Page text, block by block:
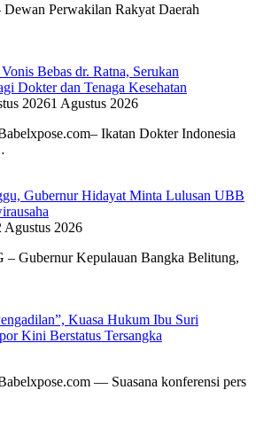
Perwakilan Rakyat Daerah
Bebas dr. Ratna, Serukan
Dokter dan Tenaga Kesehatan
20261 Agustus 2026
Ikatan Dokter Indonesia
Gubernur Hidayat Minta Lulusan UBB
Agustus 2026
Gubernur Kepulauan Bangka Belitung,
Kuasa Hukum Ibu Suri
Kini Berstatus Tersangka
— Suasana konferensi pers